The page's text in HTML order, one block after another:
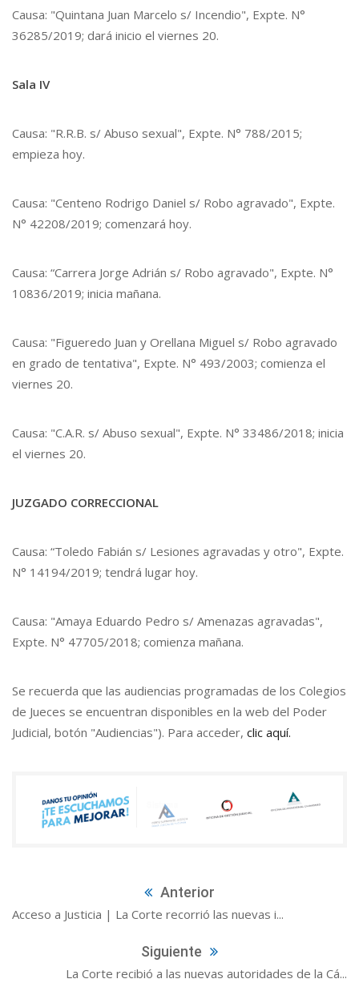
Causa: "Quintana Juan Marcelo s/ Incendio", Expte. N°
36285/2019; dará inicio el viernes 20.
Sala IV
Causa: "R.R.B. s/ Abuso sexual", Expte. N° 788/2015;
empieza hoy.
Causa: "Centeno Rodrigo Daniel s/ Robo agravado", Expte.
N° 42208/2019; comenzará hoy.
Causa: “Carrera Jorge Adrián s/ Robo agravado", Expte. N°
10836/2019; inicia mañana.
Causa: "Figueredo Juan y Orellana Miguel s/ Robo agravado
en grado de tentativa", Expte. N° 493/2003; comienza el
viernes 20.
Causa: "C.A.R. s/ Abuso sexual", Expte. N° 33486/2018; inicia
el viernes 20.
JUZGADO CORRECCIONAL
Causa: “Toledo Fabián s/ Lesiones agravadas y otro", Expte.
N° 14194/2019; tendrá lugar hoy.
Causa: "Amaya Eduardo Pedro s/ Amenazas agravadas",
Expte. N° 47705/2018; comienza mañana.
Se recuerda que las audiencias programadas de los Colegios
de Jueces se encuentran disponibles en la web del Poder
Judicial, botón "Audiencias"). Para acceder, clic aquí.
Anterior
Acceso a Justicia | La Corte recorrió las nuevas i...
Siguiente
La Corte recibió a las nuevas autoridades de la Cá...